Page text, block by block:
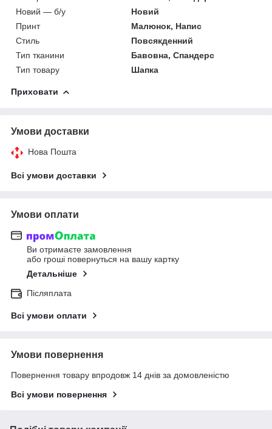
Новий — б/у
Новий
Принт
Малюнок, Напис
Стиль
Повсякденний
Тип тканини
Бавовна, Спандерс
Тип товару
Шапка
Приховати
Умови доставки
Нова Пошта
Всі умови доставки
Умови оплати
Ви отримаєте замовлення
або гроші повернуться на вашу картку
Детальніше
Післяплата
Всі умови оплати
Умови повернення
Повернення товару впродовж 14 днів за домовленістю
Всі умови повернення